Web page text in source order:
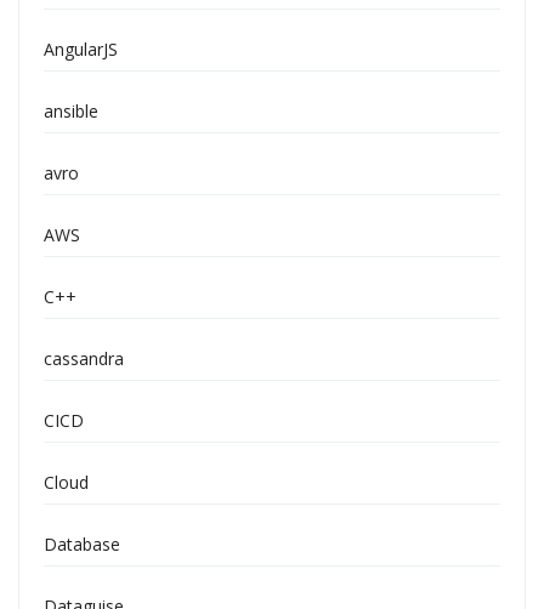
AngularJS
ansible
avro
AWS
C++
cassandra
CICD
Cloud
Database